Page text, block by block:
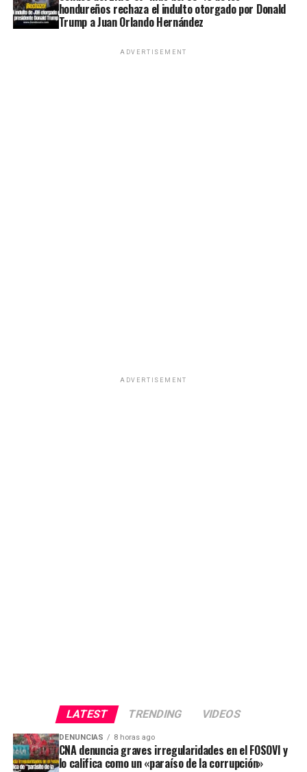
hondureños rechaza el indulto otorgado por Donald
Trump a Juan Orlando Hernández
ADVERTISEMENT
ADVERTISEMENT
LATEST TRENDING VIDEOS
DENUNCIAS 8 horas ago
CNA denuncia graves irregularidades en el FOSOVI y
lo califica como un «paraíso de la corrupción»